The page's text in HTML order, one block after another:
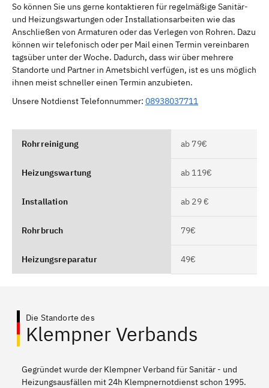
So können Sie uns gerne kontaktieren für regelmäßige Sanitär-
und Heizungswartungen oder Installationsarbeiten wie das
Anschließen von Armaturen oder das Verlegen von Rohren. Dazu
können wir telefonisch oder per Mail einen Termin vereinbaren
tagsüber unter der Woche. Dadurch, dass wir über mehrere
Standorte und Partner in Ametsbichl verfügen, ist es uns möglich
ihnen meist schneller einen Termin anzubieten.
Unsere Notdienst Telefonnummer: 08938037711
Rohrreinigung ab 79€
Heizungswartung ab 119€
Installation ab 29 €
Rohrbruch 79€
Heizungsreparatur 49€
Die Standorte des
Klempner Verbands
Gegründet wurde der Klempner Verband für Sanitär - und
Heizungsausfällen mit 24h Klempnernotdienst schon 1995.